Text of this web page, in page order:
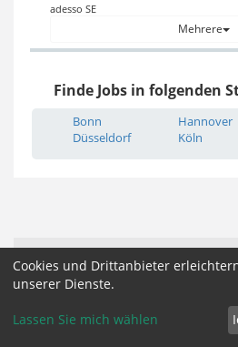
adesso SE
Mehrere
Finde Jobs in folgenden
Bonn
Düsseldorf
Hannover
Köln
Cookies und Drittanbieter
unserer Dienste.
Lassen Sie mich wählen